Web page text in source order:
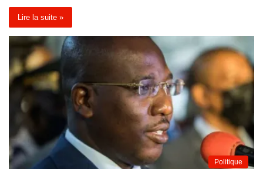
Lire la suite »
Politique